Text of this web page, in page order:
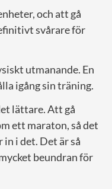
och att gå
svårare för
utmanande. En
igång sin träning.
lättare. Att gå
ett maraton, så det
in i det. Det är så
beundran för